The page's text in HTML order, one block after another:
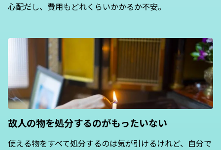
心配だし、費用もどれくらいかかるか不安。
故人の物を処分するのがもったいない
使える物をすべて処分するのは気が引けるけれど、自分で